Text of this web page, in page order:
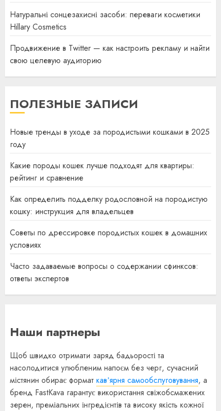
Натуральні сонцезахисні засоби: переваги косметики
Hillary Cosmetics
Продвижение в Twitter — как настроить рекламу и найти
свою целевую аудиторию
ПОЛЕЗНЫЕ ЗАПИСИ
Новые тренды в уходе за породистыми кошками в 2025
году
Какие породы кошек лучше подходят для квартиры:
рейтинг и сравнение
Как определить подделку родословной на породистую
кошку: инструкция для владельцев
Советы по дрессировке породистых кошек в домашних
условиях
Часто задаваемые вопросы о содержании сфинксов:
ответы экспертов
Наши партнеры
Щоб швидко отримати заряд бадьорості та
насолодитися улюбленим напоєм без черг, сучасний
містянин обирає формат кавʼярня самообслуговування, а
бренд FastKava гарантує використання свіжобсмажених
зерен, преміальних інгредієнтів та високу якість кожної